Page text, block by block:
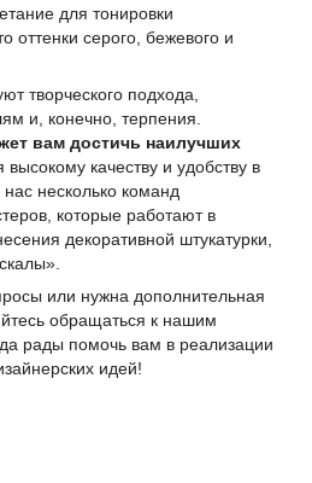
для тонировки
оттенки серого, бежевого и
творческого подхода,
и, конечно, терпения.
вам достичь наилучших
высокому качеству и удобству в
несколько команд
которые работают в
декоративной штукатурки,
или нужна дополнительная
обращаться к нашим
рады помочь вам в реализации
идей!